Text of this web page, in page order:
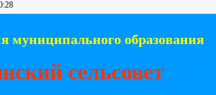
муниципального образования
сельсовет